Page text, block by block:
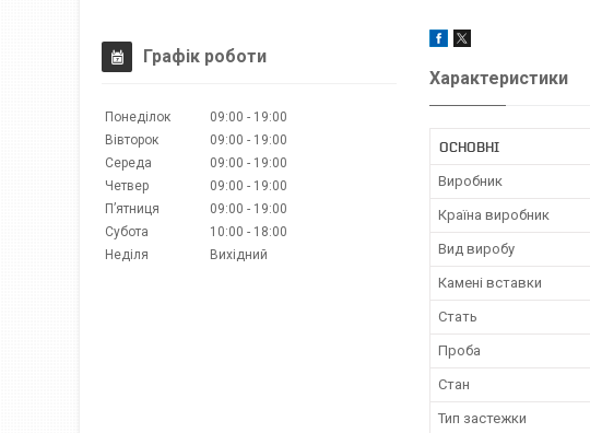
Характеристики
ОСНОВНІ
Виробник
Країна виробник
Вид виробу
Камені вставки
Стать
Проба
Стан
Тип застежки
Графік роботи
Понеділок 09:00
19:00
Вівторок
09:00
19:00
Середа
09:00
19:00
Четвер
09:00
19:00
Пʼятниця
09:00
19:00
Субота
10:00
18:00
Неділя
Вихідний